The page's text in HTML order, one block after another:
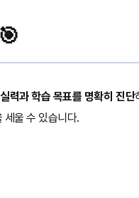
력과 학습 목표를 명확히 진단
세울 수 있습니다.